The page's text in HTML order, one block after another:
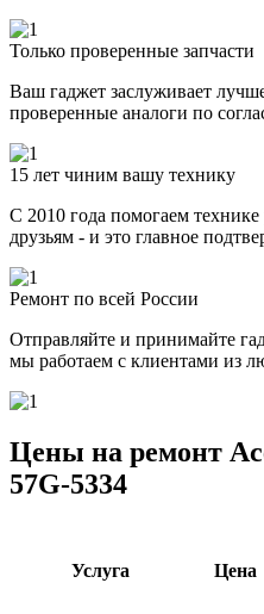
Только проверенные запчасти
Ваш гаджет заслуживает
проверенные аналоги по
15 лет чиним вашу технику
С 2010 года помогаем
друзьям - и это главное
Ремонт по всей России
Отправляйте и принимайте
мы работаем с клиентами из
Цены на ремонт
57G-5334
Услуга Цена